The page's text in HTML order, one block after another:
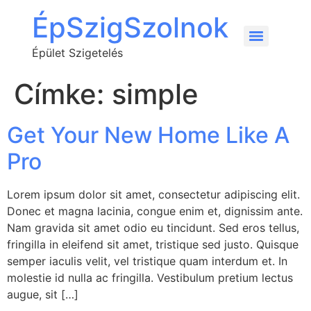
ÉpSzigSzolnok
Épület Szigetelés
Címke: simple
Get Your New Home Like A
Pro
Lorem ipsum dolor sit amet, consectetur adipiscing elit.
Donec et magna lacinia, congue enim et, dignissim ante.
Nam gravida sit amet odio eu tincidunt. Sed eros tellus,
fringilla in eleifend sit amet, tristique sed justo. Quisque
semper iaculis velit, vel tristique quam interdum et. In
molestie id nulla ac fringilla. Vestibulum pretium lectus
augue, sit […]